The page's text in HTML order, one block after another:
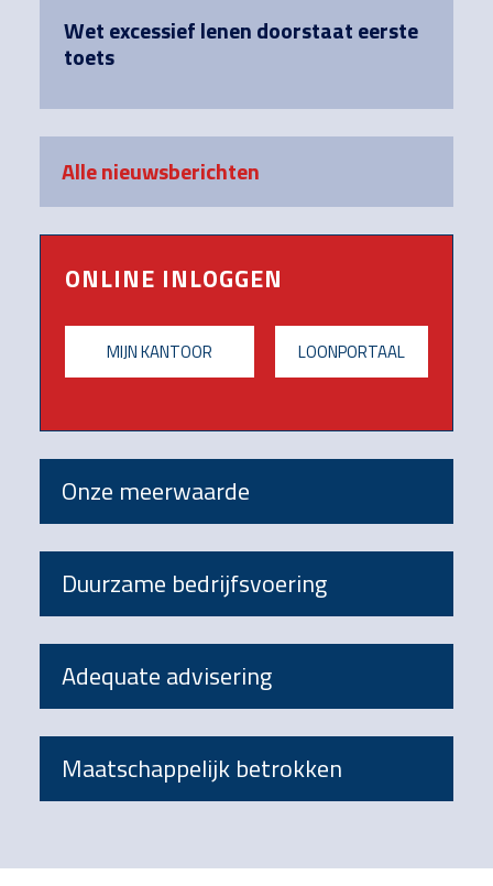
Wet excessief lenen doorstaat eerste
toets
Alle nieuwsberichten
ONLINE INLOGGEN
MIJN KANTOOR LOONPORTAAL
Onze meerwaarde
Duurzame bedrijfsvoering
Adequate advisering
Maatschappelijk betrokken